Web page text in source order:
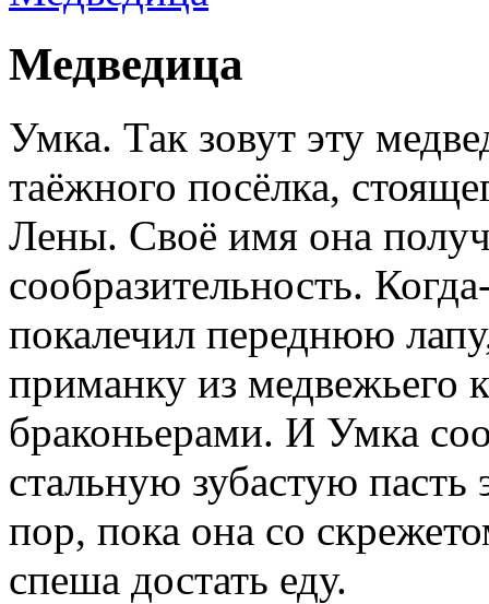
Медведица
Умка. Так зовут эту
таёжного посёлка,
Лены. Своё имя она
сообразительность.
покалечил переднюю
приманку из медвежьего
браконьерами. И Умка
стальную зубастую
пор, пока она со
спеша достать еду.